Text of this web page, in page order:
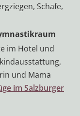
Schafe,
im Hotel und
und Mama
im Salzburger